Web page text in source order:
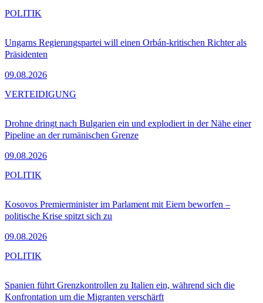
Ungarns Regierungspartei will einen Orbán-kritischen Richter als
Präsidenten
09.08.2026
POLITIK
Drohne dringt nach Bulgarien ein und explodiert in der Nähe einer
Pipeline an der rumänischen Grenze
09.08.2026
VERTEIDIGUNG
Kosovos Premierminister im Parlament mit Eiern beworfen –
politische Krise spitzt sich zu
09.08.2026
POLITIK
Spanien führt Grenzkontrollen zu Italien ein, während sich die
Konfrontation um die Migranten verschärft
POLITIK